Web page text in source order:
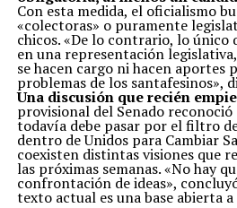
Con esta medida, el oficialismo
«colectoras» o puramente
chicos. «De lo contrario, lo único
en una representación
se hacen cargo ni hacen aportes
problemas de los santafesinos»,
Una discusión que recién
provisional del Senado
todavía debe pasar por el filtro
dentro de Unidos para Cambiar
coexisten distintas visiones que
las próximas semanas. «No hay
confrontación de ideas»,
texto actual es una base abierta